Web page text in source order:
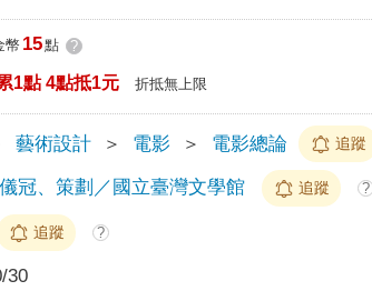
幣 15點 ?
1點 4點抵1元 折抵無上限
藝術設計 ＞ 電影 ＞ 電影總論 追蹤
冠、策劃／國立臺灣文學館 追蹤 ?
追蹤 ?
30